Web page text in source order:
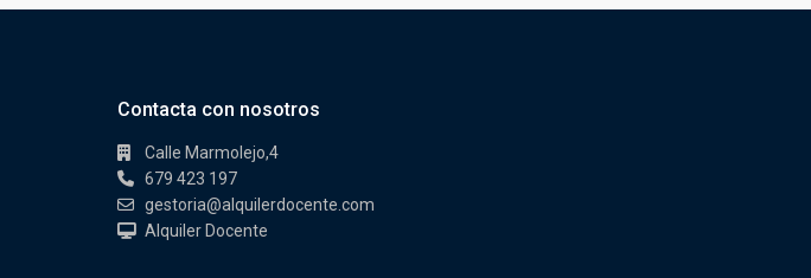
Contacta con nosotros
Calle Marmolejo,4
679 423 197
gestoria@alquilerdocente.com
Alquiler Docente